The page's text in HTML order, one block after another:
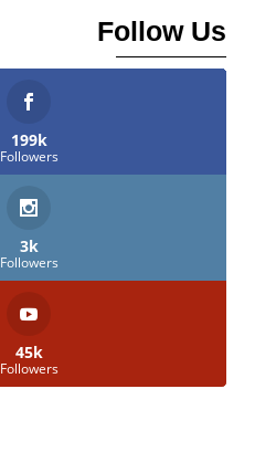
Follow Us
199k
Followers
3k
Followers
45k
Followers